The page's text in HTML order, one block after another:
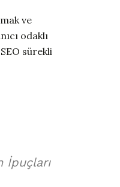
ve
odaklı
sürekli
İpuçları